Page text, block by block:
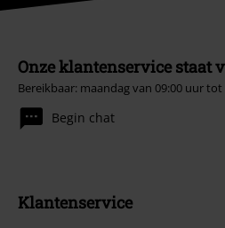
Onze klantenservice staat
Bereikbaar: maandag van 09:00 uur tot
Begin chat
Klantenservice